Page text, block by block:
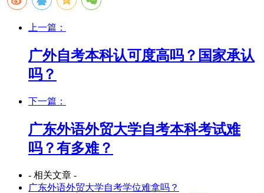
上一篇：
广外自考本科认可度高吗？国家承认
吗？
下一篇：
广东外语外贸大学自考本科考试难
吗？有多难？
- 相关文章 -
广东外语外贸大学自考学位难拿吗？